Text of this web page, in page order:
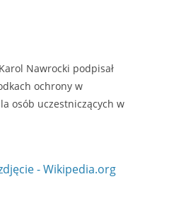
Nawrocki podpisał
ochrony w
osób uczestniczących w